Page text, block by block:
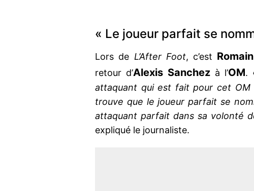
« Le joueur parfait se
Lors de L’After Foot, c’est
retour d’Alexis Sanchezà l’OM.
attaquant qui est fait pour cet
trouve que le joueur parfait se
attaquant parfait dans sa volonté
expliqué le journaliste.